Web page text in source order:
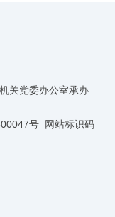
关党委办公室承办
号 网站标识码